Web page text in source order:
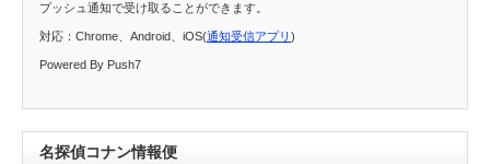
プッシュ通知で受け取ることができます。
対応：Chrome、Android、iOS(通知受信アプリ )
Powered By Push7
名探偵コナン情報便